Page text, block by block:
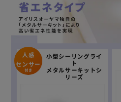
人感
センサー
付き
小型シーリングライ
ト
メタルサーキットシ
リーズ